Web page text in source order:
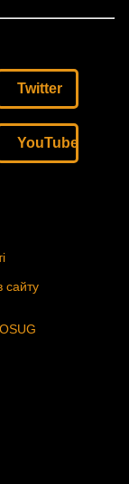
Twitter
YouTube
сайту